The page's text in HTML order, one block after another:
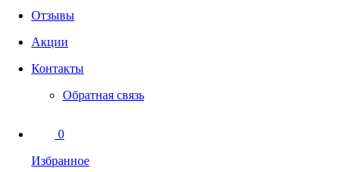
Отзывы
Акции
Контакты
Обратная связь
0
Избранное